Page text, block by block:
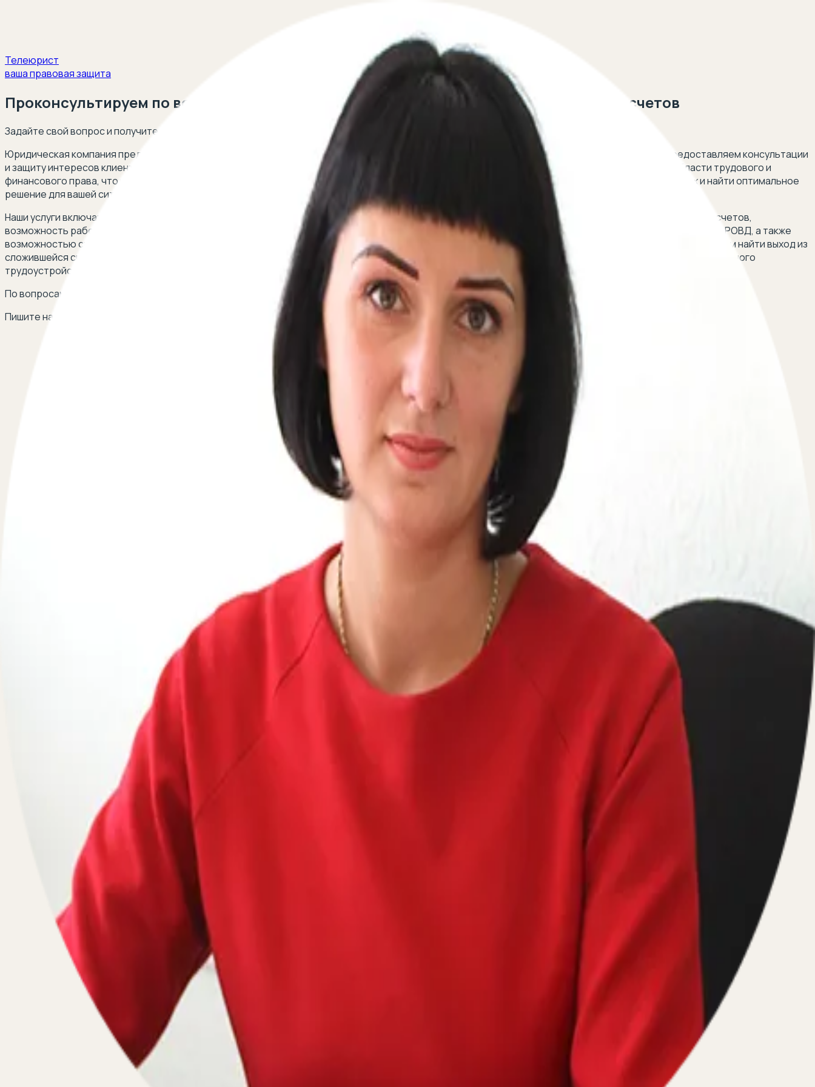
Телеюрист
ваша правовая защита
Проконсультируем по вопросам трудоустройства и работы при аресте банковских счетов
Задайте свой вопрос и получите ответ опытного юриста в сфере взаимодействия с приставами и ФССП в течение 5 минут!
Юридическая компания предлагает профессиональную помощь в решении вопросов, связанных с арестом счетов и трудоустройством. Мы предоставляем консультации
и защиту интересов клиентов, столкнувшихся с проблемами, вызванными арестом банковских счетов. Наши специалисты обладают опытом в области трудового и
финансового права, что позволяет эффективно защищать ваши права и интересы. Мы поможем вам разобраться в сложных юридических вопросах и найти оптимальное
решение для вашей ситуации.
Наши услуги включают в себя поддержку в различных ситуациях, таких как: арест счета в банке служащего по контракту, трудоустройство при аресте счетов,
возможность работы в банке при наличии арестов на счетах. Мы также консультируем по вопросам, связанным с арестом счетов и трудоустройством в РОВД, а также
возможностью смены места работы при аресте счетов. Если у вас возникли проблемы с трудоустройством из-за ареста счетов, наши юристы помогут вам найти выход из
сложившейся ситуации. Мы также предоставляем консультации по вопросам, связанным с оплатой отпускных через приставов и возможностью официального
трудоустройства при аресте счетов. Обращайтесь к нам за квалифицированной юридической помощью и защитой ваших прав.
По вопросам сотрудничества
Пишите на